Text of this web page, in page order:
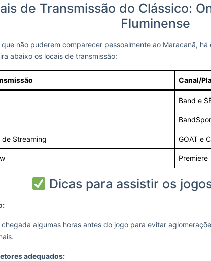
de Transmissão do Clássico:
Fluminense
que não puderem comparecer pessoalmente ao Maracanã,
abaixo os locais de transmissão:
Canal/
Band e
de Streaming GOAT e
Premiere
Dicas para assistir os
algumas horas antes do jogo para evitar
adequados: